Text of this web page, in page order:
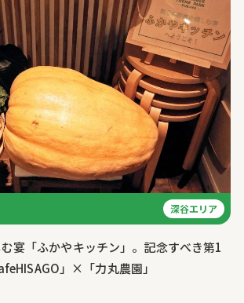
深谷エリア
宴「ふかやキッチン」。記念すべき第1
」×「力丸農園」